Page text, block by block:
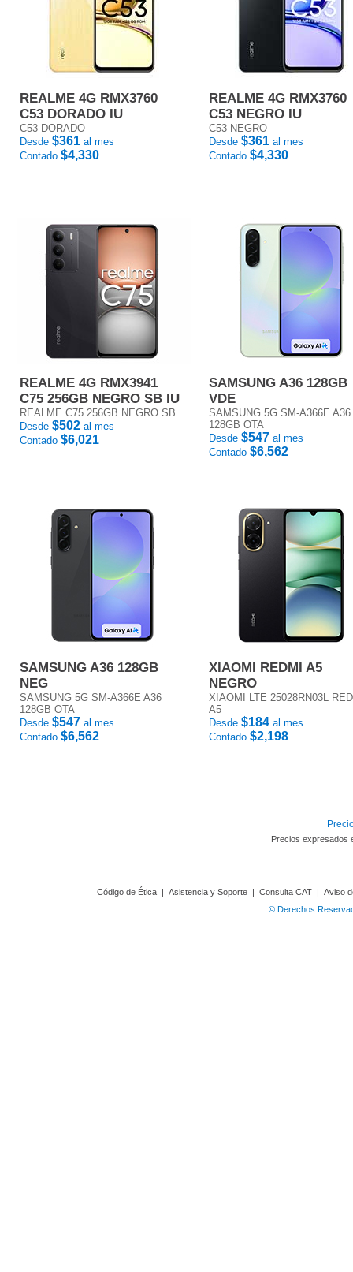
REALME 4G RMX3760
C53 DORADO IU
C53 DORADO
Desde $361 al mes
Contado $4,330
REALME 4G RMX3760
C53 NEGRO IU
C53 NEGRO
Desde $361 al mes
Contado $4,330
REALME 4G RMX3941
C75 256GB NEGRO SB IU
REALME C75 256GB NEGRO SB
Desde $502 al mes
Contado $6,021
SAMSUNG A36 128GB
VDE
SAMSUNG 5G SM-A366E A36
128GB OTA
Desde $547 al mes
Contado $6,562
SAMSUNG A36 128GB
NEG
SAMSUNG 5G SM-A366E A36
128GB OTA
Desde $547 al mes
Contado $6,562
XIAOMI REDMI A5
NEGRO
XIAOMI LTE 25028RN03L
A5
Desde $184 al mes
Contado $2,198
Precios expresados
Código de Ética | Asistencia y Soporte | Consulta CAT | Aviso
© Derechos